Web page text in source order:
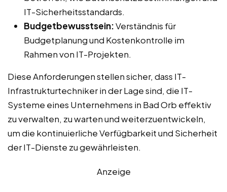
IT-Sicherheitsstandards.
Budgetbewusstsein:Verständnis für
Budgetplanung und Kostenkontrolle im
Rahmen von IT-Projekten.
Diese Anforderungen stellen sicher, dass IT-
Infrastrukturtechniker in der Lage sind, die IT-
Systeme eines Unternehmens in Bad Orb effektiv
zu verwalten, zu warten und weiterzuentwickeln,
um die kontinuierliche Verfügbarkeit und Sicherheit
der IT-Dienste zu gewährleisten.
Anzeige